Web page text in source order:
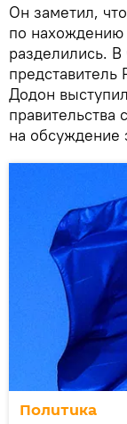
Он заметил,
по
разделились. В
Додон
правительства
на обсуждение
Политика